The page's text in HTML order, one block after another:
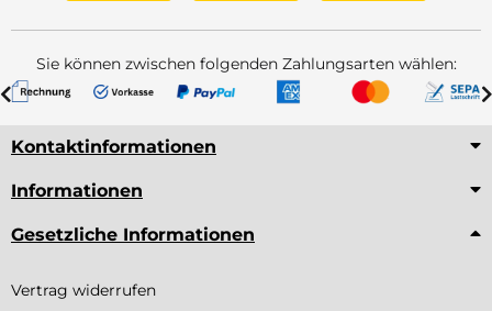
Sie können zwischen folgenden Zahlungsarten wählen:
Kontaktinformationen
Informationen
Gesetzliche Informationen
Vertrag widerrufen